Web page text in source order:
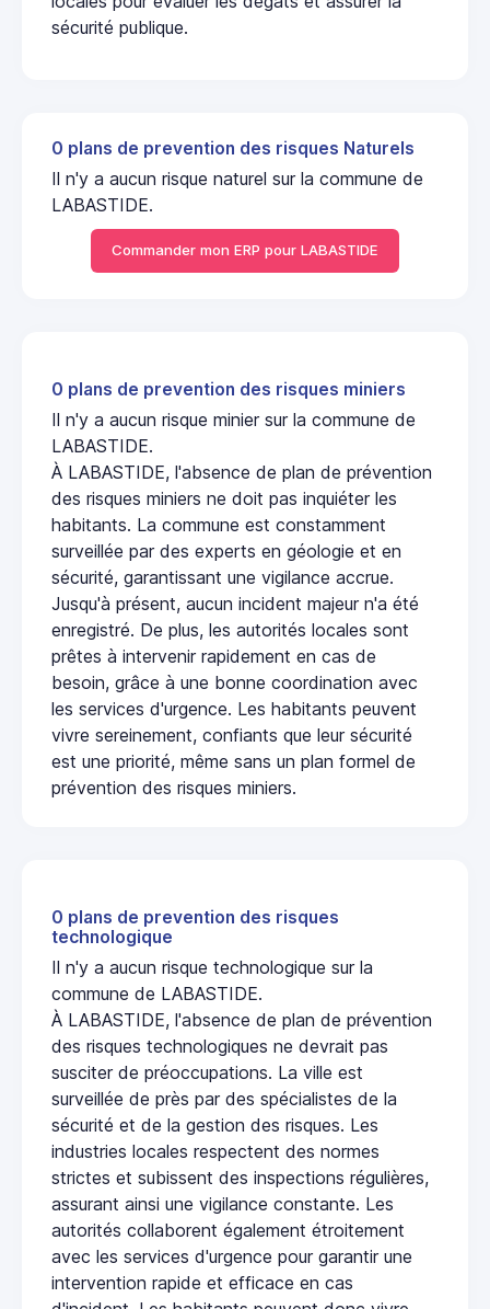
sécurité publique.
0 plans de prevention des risques Naturels
Il n'y a aucun risque naturel sur la commune de
LABASTIDE.
Commander mon ERP pour LABASTIDE
0 plans de prevention des risques miniers
Il n'y a aucun risque minier sur la commune de
LABASTIDE.
À LABASTIDE, l'absence de plan de prévention
des risques miniers ne doit pas inquiéter les
habitants. La commune est constamment
surveillée par des experts en géologie et en
sécurité, garantissant une vigilance accrue.
Jusqu'à présent, aucun incident majeur n'a été
enregistré. De plus, les autorités locales sont
prêtes à intervenir rapidement en cas de
besoin, grâce à une bonne coordination avec
les services d'urgence. Les habitants peuvent
vivre sereinement, confiants que leur sécurité
est une priorité, même sans un plan formel de
prévention des risques miniers.
0 plans de prevention des risques
technologique
Il n'y a aucun risque technologique sur la
commune de LABASTIDE.
À LABASTIDE, l'absence de plan de prévention
des risques technologiques ne devrait pas
susciter de préoccupations. La ville est
surveillée de près par des spécialistes de la
sécurité et de la gestion des risques. Les
industries locales respectent des normes
strictes et subissent des inspections régulières,
assurant ainsi une vigilance constante. Les
autorités collaborent également étroitement
avec les services d'urgence pour garantir une
intervention rapide et efficace en cas